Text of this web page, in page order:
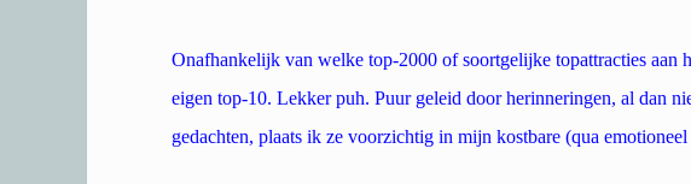
Onafhankelijk van welke top-2000 of soortgelijke topattracties aan
eigen top-10. Lekker puh. Puur geleid door herinneringen, al dan
gedachten, plaats ik ze voorzichtig in mijn kostbare (qua